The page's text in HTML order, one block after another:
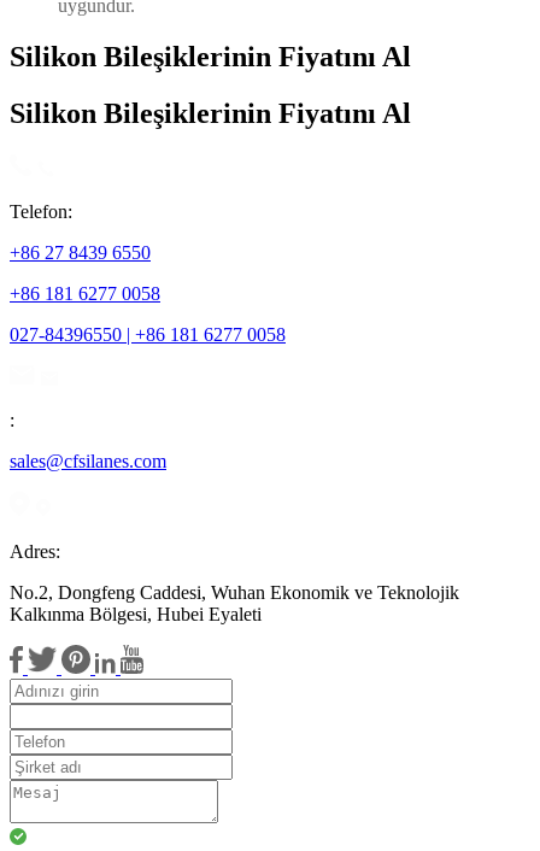
uygundur.
Silikon Bileşiklerinin Fiyatını Al
Silikon Bileşiklerinin Fiyatını Al
Telefon:
+86 27 8439 6550
+86 181 6277 0058
027-84396550 | +86 181 6277 0058
:
sales@cfsilanes.com
Adres:
No.2, Dongfeng Caddesi, Wuhan Ekonomik ve Teknolojik
Kalkınma Bölgesi, Hubei Eyaleti